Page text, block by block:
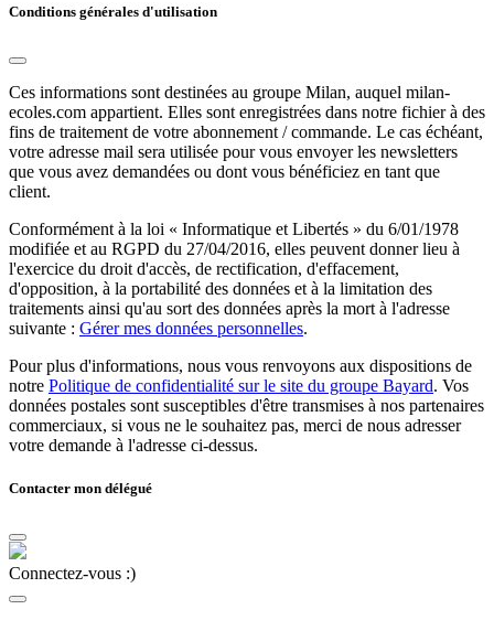
Conditions générales d'utilisation
Ces informations sont destinées au groupe Milan, auquel milan-
ecoles.com appartient. Elles sont enregistrées dans notre fichier à des
fins de traitement de votre abonnement / commande. Le cas échéant,
votre adresse mail sera utilisée pour vous envoyer les newsletters
que vous avez demandées ou dont vous bénéficiez en tant que
client.
Conformément à la loi « Informatique et Libertés » du 6/01/1978
modifiée et au RGPD du 27/04/2016, elles peuvent donner lieu à
l'exercice du droit d'accès, de rectification, d'effacement,
d'opposition, à la portabilité des données et à la limitation des
traitements ainsi qu'au sort des données après la mort à l'adresse
suivante : Gérer mes données personnelles.
Pour plus d'informations, nous vous renvoyons aux dispositions de
notre Politique de confidentialité sur le site du groupe Bayard. Vos
données postales sont susceptibles d'être transmises à nos partenaires
commerciaux, si vous ne le souhaitez pas, merci de nous adresser
votre demande à l'adresse ci-dessus.
Contacter mon délégué
Connectez-vous :)